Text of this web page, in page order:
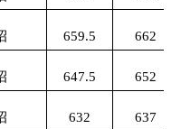
659.5 662
647.5 652
632 637